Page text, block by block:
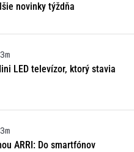
novinky týždňa
3m
LED televízor, ktorý stavia
3m
ARRI: Do smartfónov